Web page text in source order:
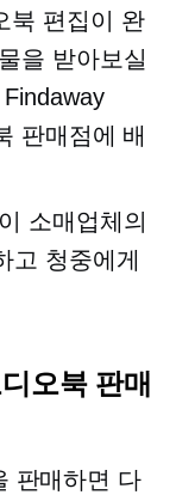
북 편집이 완
을 받아보실
판매점에 배
소매업체의
고 청중에게
오북 판매
판매하면 다